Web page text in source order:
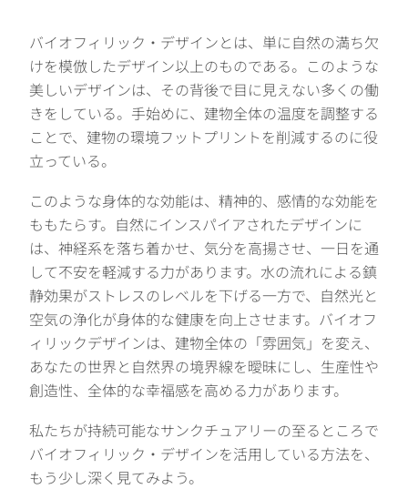
バイオフィリック・デザインとは、単に自然の満ち欠
けを模倣したデザイン以上のものである。このような
美しいデザインは、その背後で目に見えない多くの働
きをしている。手始めに、建物全体の温度を調整する
ことで、建物の環境フットプリントを削減するのに役
立っている。
このような身体的な効能は、精神的、感情的な効能を
ももたらす。自然にインスパイアされたデザインに
は、神経系を落ち着かせ、気分を高揚させ、一日を通
して不安を軽減する力があります。水の流れによる鎮
静効果がストレスのレベルを下げる一方で、自然光と
空気の浄化が身体的な健康を向上させます。バイオフ
ィリックデザインは、建物全体の「雰囲気」を変え、
あなたの世界と自然界の境界線を曖昧にし、生産性や
創造性、全体的な幸福感を高める力があります。
私たちが持続可能なサンクチュアリーの至るところで
バイオフィリック・デザインを活用している方法を、
もう少し深く見てみよう。